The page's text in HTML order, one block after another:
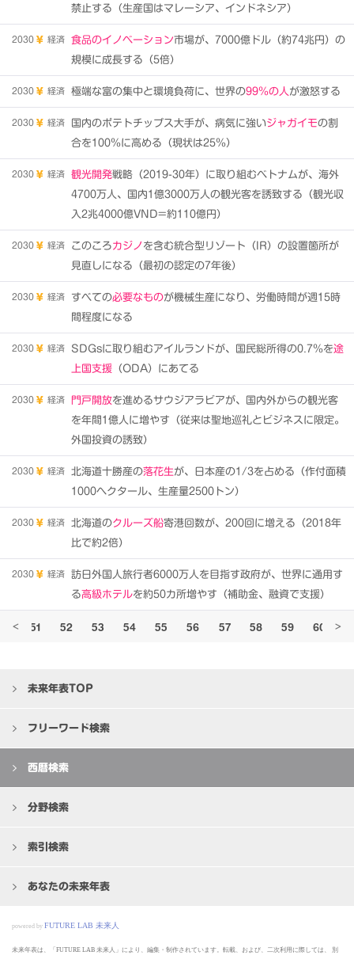
禁止する（生産国はマレーシア、インドネシア）
2030 経済 食品のイノベーション市場が、7000億ドル（約74兆円）の
規模に成長する（5倍）
2030 経済 極端な富の集中と環境負荷に、世界の99％の人 が激怒する
2030 経済 国内のポテトチップス大手が、病気に強いジャガイモの割
合を100％に高める（現状は25％）
2030 経済 観光開発戦略（2019-30年）に取り組むベトナムが、海外
4700万人、国内1億3000万人の観光客を誘致する（観光収
入2兆4000億VND=約110億円）
2030 経済 このころカジノ を含む統合型リゾート（IR）の設置箇所が
見直しになる（最初の認定の7年後）
2030 経済 すべての必要なものが機械生産になり、労働時間が週15時
間程度になる
2030 経済 SDGsに取り組むアイルランドが、国民総所得の0.7％を途
上国支援 （ODA）にあてる
2030 経済 門戸開放を進めるサウジアラビアが、国内外からの観光客
を年間1億人に増やす（従来は聖地巡礼とビジネスに限定。
外国投資の誘致）
2030 経済 北海道十勝産の落花生が、日本産の1/3を占める（作付面積
1000ヘクタール、生産量2500トン）
2030 経済 北海道のクルーズ船寄港回数が、200回に増える（2018年
比で約2倍）
2030 経済
訪日外国人旅行者6000万人を目指す政府が、世界に通用す
る高級ホテルを約50カ所増やす（補助金、融資で支援）
< 51 52 53 54 55 56 57 58 59 60 >
未来年表TOP
フリーワード検索
西暦検索
分野検索
索引検索
あなたの未来年表
未来年表は、「FUTURE LAB 未来人」により、編集・制作されています。転載、および、二次利用に際しては、 別
powered by FUTURE LAB 未来人